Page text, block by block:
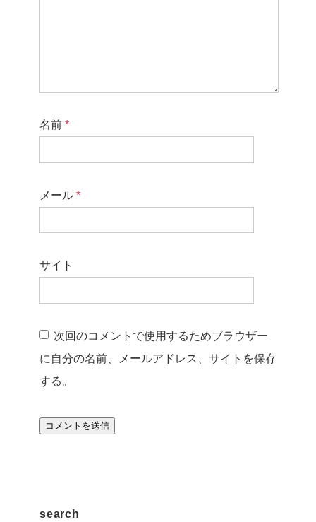
名前 *
メール *
サイト
次回のコメントで使用するためブラウザー
に自分の名前、メールアドレス、サイトを保存
する。
search